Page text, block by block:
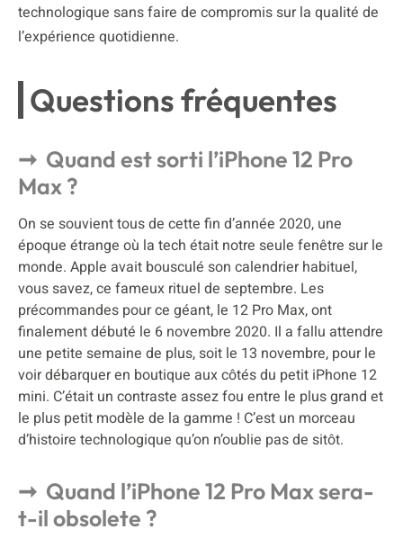
technologique sans faire de compromis sur la qualité de
l’expérience quotidienne.
Questions fréquentes
Quand est sorti l’iPhone 12 Pro
Max ?
On se souvient tous de cette fin d’année 2020, une
époque étrange où la tech était notre seule fenêtre sur le
monde. Apple avait bousculé son calendrier habituel,
vous savez, ce fameux rituel de septembre. Les
précommandes pour ce géant, le 12 Pro Max, ont
finalement débuté le 6 novembre 2020. Il a fallu attendre
une petite semaine de plus, soit le 13 novembre, pour le
voir débarquer en boutique aux côtés du petit iPhone 12
mini. C’était un contraste assez fou entre le plus grand et
le plus petit modèle de la gamme ! C’est un morceau
d’histoire technologique qu’on n’oublie pas de sitôt.
Quand l’iPhone 12 Pro Max sera-
t-il obsolete ?